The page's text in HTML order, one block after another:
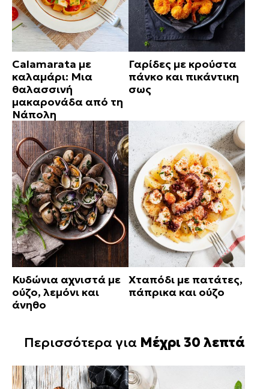
Calamarata με
καλαμάρι: Μια
θαλασσινή
μακαρονάδα από τη
Νάπολη
Γαρίδες με κρούστα
πάνκο και πικάντικη
σως
Κυδώνια αχνιστά με
ούζο, λεμόνι και
άνηθο
Χταπόδι με πατάτες,
πάπρικα και ούζο
Περισσότερα για Μέχρι 30 λεπτά